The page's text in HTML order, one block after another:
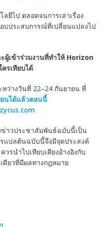
ยีไป ตลอดจนการเล่าเรื่อง
บประสบการณ์ที่เปลี่ยนแปลงไป
เข้าร่วมงานที่ทำให้ Horizon
รเทียบได้
หว่างวันที่ 22–24 กันยายน ที่
ยนได้แล้วตอนนี้
าวประชาสัมพันธ์ฉบับนี้เป็น
แปลต้นฉบับนี้จึงมีจุดประสงค์
รนำไปเทียบเคียงอ้างอิงกับ
ยวที่มีผลทางกฎหมาย